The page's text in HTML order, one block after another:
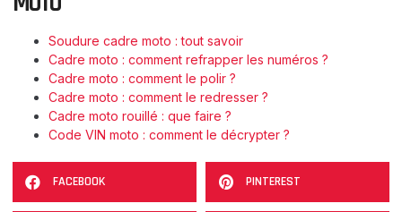
Soudure cadre moto : tout savoir
Cadre moto : comment refrapper les numéros ?
Cadre moto : comment le polir ?
Cadre moto : comment le redresser ?
Cadre moto rouillé : que faire ?
Code VIN moto : comment le décrypter ?
FACEBOOK PINTEREST